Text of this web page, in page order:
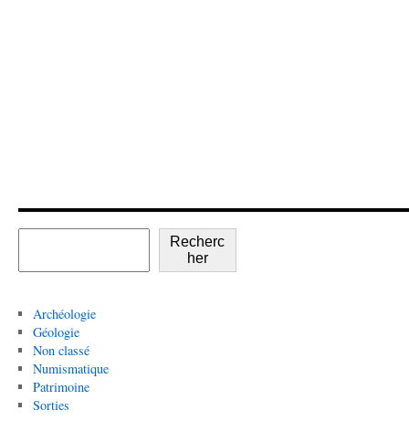
Recherc
her
Archéologie
Géologie
Non classé
Numismatique
Patrimoine
Sorties